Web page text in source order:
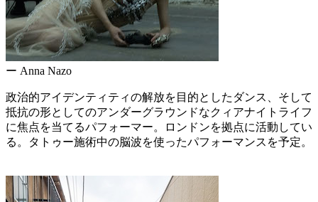
ー Anna Nazo
政治的アイデンティティの解放を目的としたダンス、そして
抵抗の形としてのアンダーグラウンドなクィアナイトライフ
に焦点を当てるパフォーマー。ロンドンを拠点に活動してい
る。タトゥー施術中の脳波を使ったパフォーマンスを予定。